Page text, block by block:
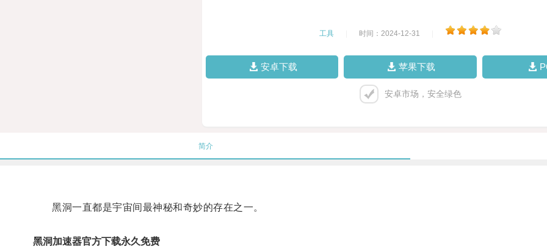
工具 时间：2024-12-31
安卓下载 苹果下载
安卓市场，安全绿色
简介
黑洞一直都是宇宙间最神秘和奇妙的存在之一。
黑洞加速器官方下载永久免费